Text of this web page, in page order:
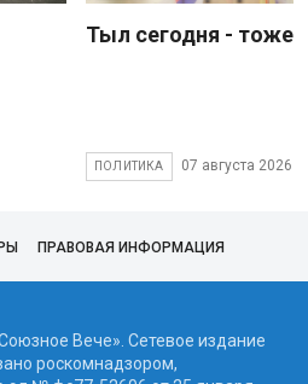
Тыл сегодня - тоже
ПОЛИТИКА 07 августа 2026
ПРАВОВАЯ ИНФОРМАЦИЯ
Вече». Сетевое издание
роскомнадзором,